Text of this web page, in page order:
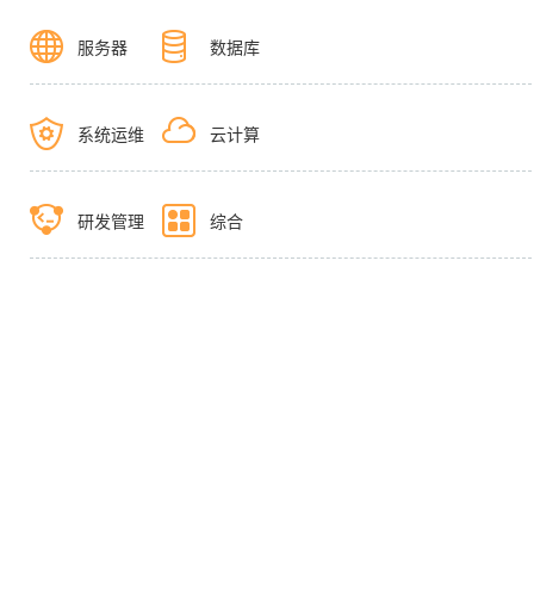
服务器 数据库
系统运维 云计算
研发管理 综合